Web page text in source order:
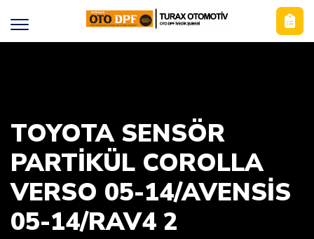
TOYOTA SENSÖR
PARTIKÜL COROLLA
VERSO 05-14/AVENSIS
05-14/RAV4 2